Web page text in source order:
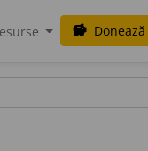
savings Donează